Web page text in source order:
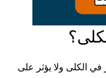
الكلى ولا يؤثر على